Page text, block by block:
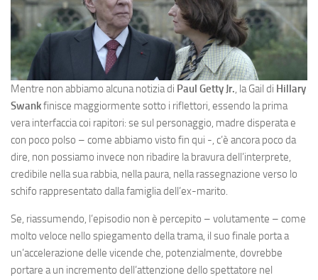
Mentre non abbiamo alcuna notizia di Paul Getty Jr., la Gail di Hillary
Swankfinisce maggiormente sotto i riflettori, essendo la prima
vera interfaccia coi rapitori: se sul personaggio, madre disperata e
con poco polso – come abbiamo visto fin qui -, c’è ancora poco da
dire, non possiamo invece non ribadire la bravura dell’interprete,
credibile nella sua rabbia, nella paura, nella rassegnazione verso lo
schifo rappresentato dalla famiglia dell’ex-marito.
Se, riassumendo, l’episodio non è percepito – volutamente – come
molto veloce nello spiegamento della trama, il suo finale porta a
un’accelerazione delle vicende che, potenzialmente, dovrebbe
portare a un incremento dell’attenzione dello spettatore nel